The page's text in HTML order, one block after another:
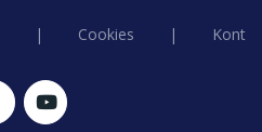
| Cookies |